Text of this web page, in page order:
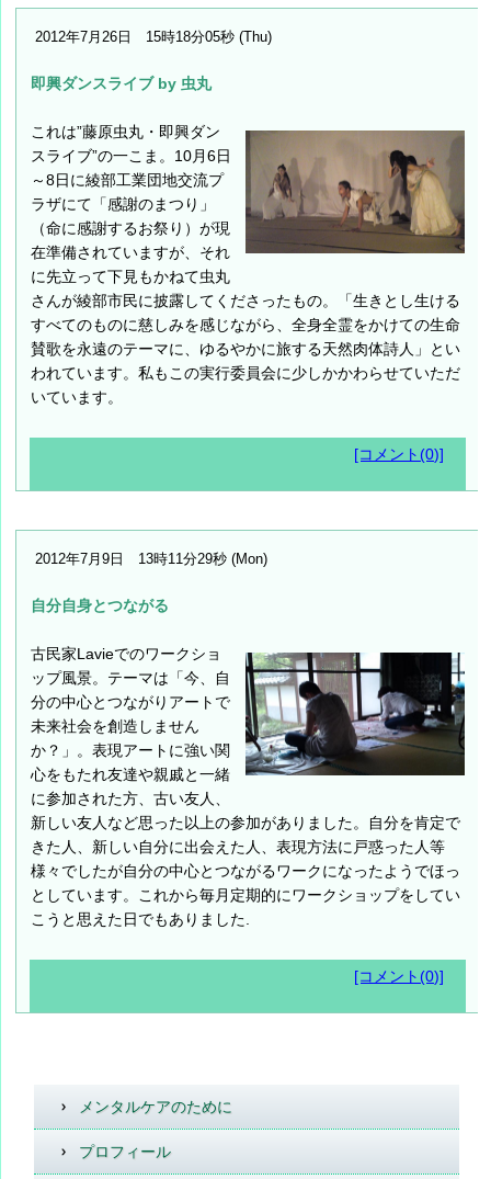
2012年7月26日 15時18分05秒 (Thu)
即興ダンスライブ by 虫丸
これは”藤原虫丸・即興ダン
スライブ”の一こま。10月6日
～8日に綾部工業団地交流プ
ラザにて「感謝のまつり」
（命に感謝するお祭り）が現
在準備されていますが、それ
に先立って下見もかねて虫丸
さんが綾部市民に披露してくださったもの。「生きとし生ける
すべてのものに慈しみを感じながら、全身全霊をかけての生命
賛歌を永遠のテーマに、ゆるやかに旅する天然肉体詩人」とい
われています。私もこの実行委員会に少しかかわらせていただ
いています。
[コメント(0)]
2012年7月9日 13時11分29秒 (Mon)
自分自身とつながる
古民家Lavieでのワークショ
ップ風景。テーマは「今、自
分の中心とつながりアートで
未来社会を創造しません
か？」。表現アートに強い関
心をもたれ友達や親戚と一緒
に参加された方、古い友人、
新しい友人など思った以上の参加がありました。自分を肯定で
きた人、新しい自分に出会えた人、表現方法に戸惑った人等
様々でしたが自分の中心とつながるワークになったようでほっ
としています。これから毎月定期的にワークショップをしてい
こうと思えた日でもありました.
[コメント(0)]
メンタルケアのために
プロフィール